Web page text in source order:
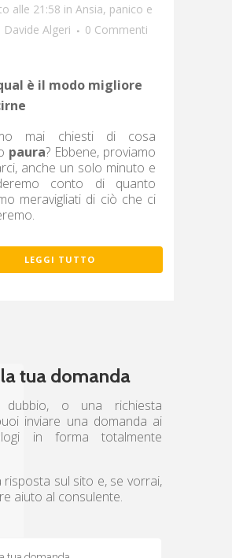
alle 21:58 in Ansia, panico e
Davide Algeri
0 Commenti
è il modo migliore
mai chiesti di cosa
paura? Ebbene, proviamo
anche un solo minuto e
conto di quanto
meravigliati di ciò che ci
LEGGI TUTTO
tua domanda
o una richiesta
inviare una domanda ai
in forma totalmente
risposta sul sito e, se vorrai,
aiuto al consulente.